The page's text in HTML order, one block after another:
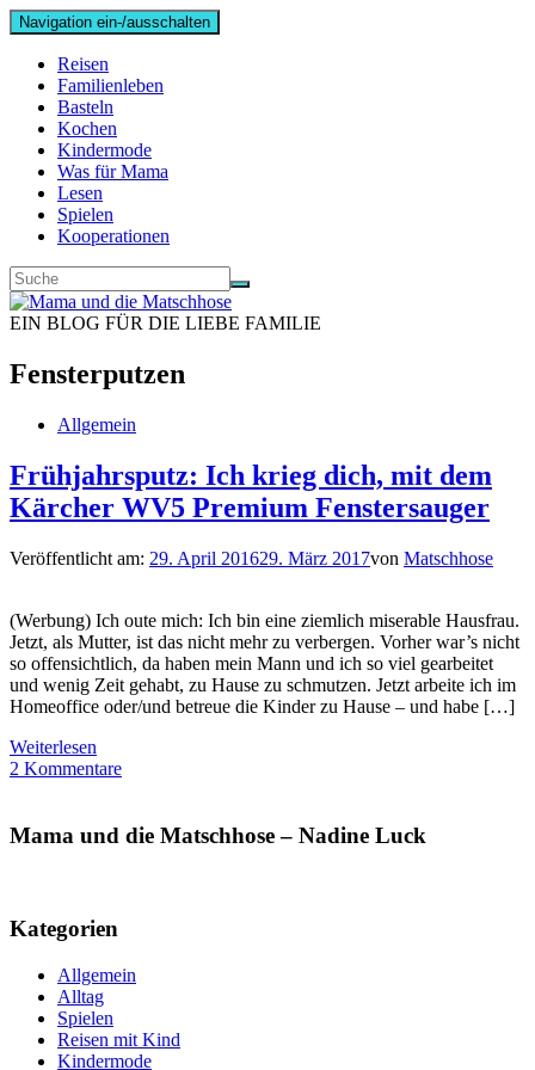
Navigation ein-/ausschalten
Reisen
Familienleben
Basteln
Kochen
Kindermode
Was für Mama
Lesen
Spielen
Kooperationen
EIN BLOG FÜR DIE LIEBE FAMILIE
Fensterputzen
Allgemein
Frühjahrsputz: Ich krieg dich, mit dem
Kärcher WV5 Premium Fenstersauger
Veröffentlicht am: 29. April 201629. März 2017von Matschhose
(Werbung) Ich oute mich: Ich bin eine ziemlich miserable Hausfrau.
Jetzt, als Mutter, ist das nicht mehr zu verbergen. Vorher war’s nicht
so offensichtlich, da haben mein Mann und ich so viel gearbeitet
und wenig Zeit gehabt, zu Hause zu schmutzen. Jetzt arbeite ich im
Homeoffice oder/und betreue die Kinder zu Hause – und habe […]
Weiterlesen
2 Kommentare
Mama und die Matschhose – Nadine Luck
Kategorien
Allgemein
Alltag
Spielen
Reisen mit Kind
Kindermode